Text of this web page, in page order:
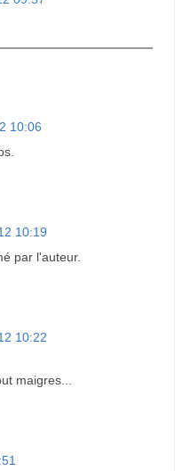
10:06
10:19
par l'auteur.
10:22
maigres...